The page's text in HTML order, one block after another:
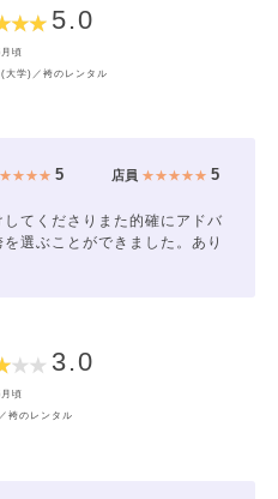
5.0
頃
大学)／袴のレンタル
5 店員 ★★★★★5
てくださりまた的確にアドバ
選ぶことができました。あり
3.0
頃
袴のレンタル